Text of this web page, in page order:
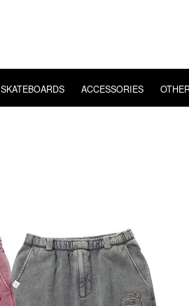
SKATEBOARDS ACCESSORIES